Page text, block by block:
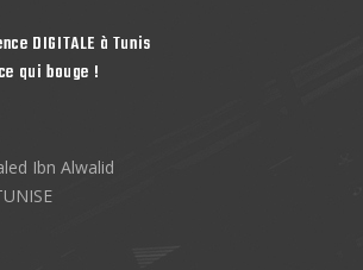
DIGITALE à Tunis
qui bouge !
Ibn Alwalid